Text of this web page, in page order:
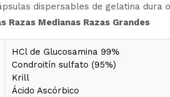
dispersables de gelatina
Razas Medianas Razas Grandes
HCl de Glucosamina 99%
Condroitín sulfato (95%)
Krill
Ácido Ascórbico